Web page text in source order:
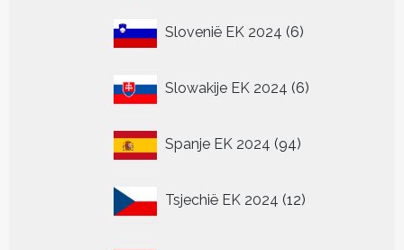
Slovenië EK 2024 66
Slowakije EK 2024 6
producten
Spanje EK 2024 9494
Tsjechië EK 2024 12
producten